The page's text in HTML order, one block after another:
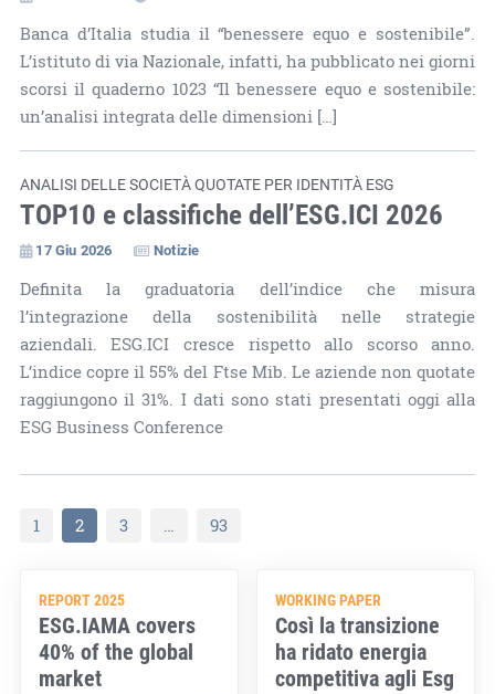
Banca d’Italia studia il “benessere equo e sostenibile”.
L’istituto di via Nazionale, infatti, ha pubblicato nei giorni
scorsi il quaderno 1023 “Il benessere equo e sostenibile:
un’analisi integrata delle dimensioni […]
ANALISI DELLE SOCIETÀ QUOTATE PER IDENTITÀ ESG
TOP10 e classifiche dell’ESG.ICI 2026
17 Giu 2026 Notizie
Definita la graduatoria dell’indice che misura
l’integrazione della sostenibilità nelle strategie
aziendali. ESG.ICI cresce rispetto allo scorso anno.
L’indice copre il 55% del Ftse Mib. Le aziende non quotate
raggiungono il 31%. I dati sono stati presentati oggi alla
ESG Business Conference
1 2 3 … 93
REPORT 2025
ESG.IAMA covers
40% of the global
market
WORKING PAPER
Così la transizione
ha ridato energia
competitiva agli Esg